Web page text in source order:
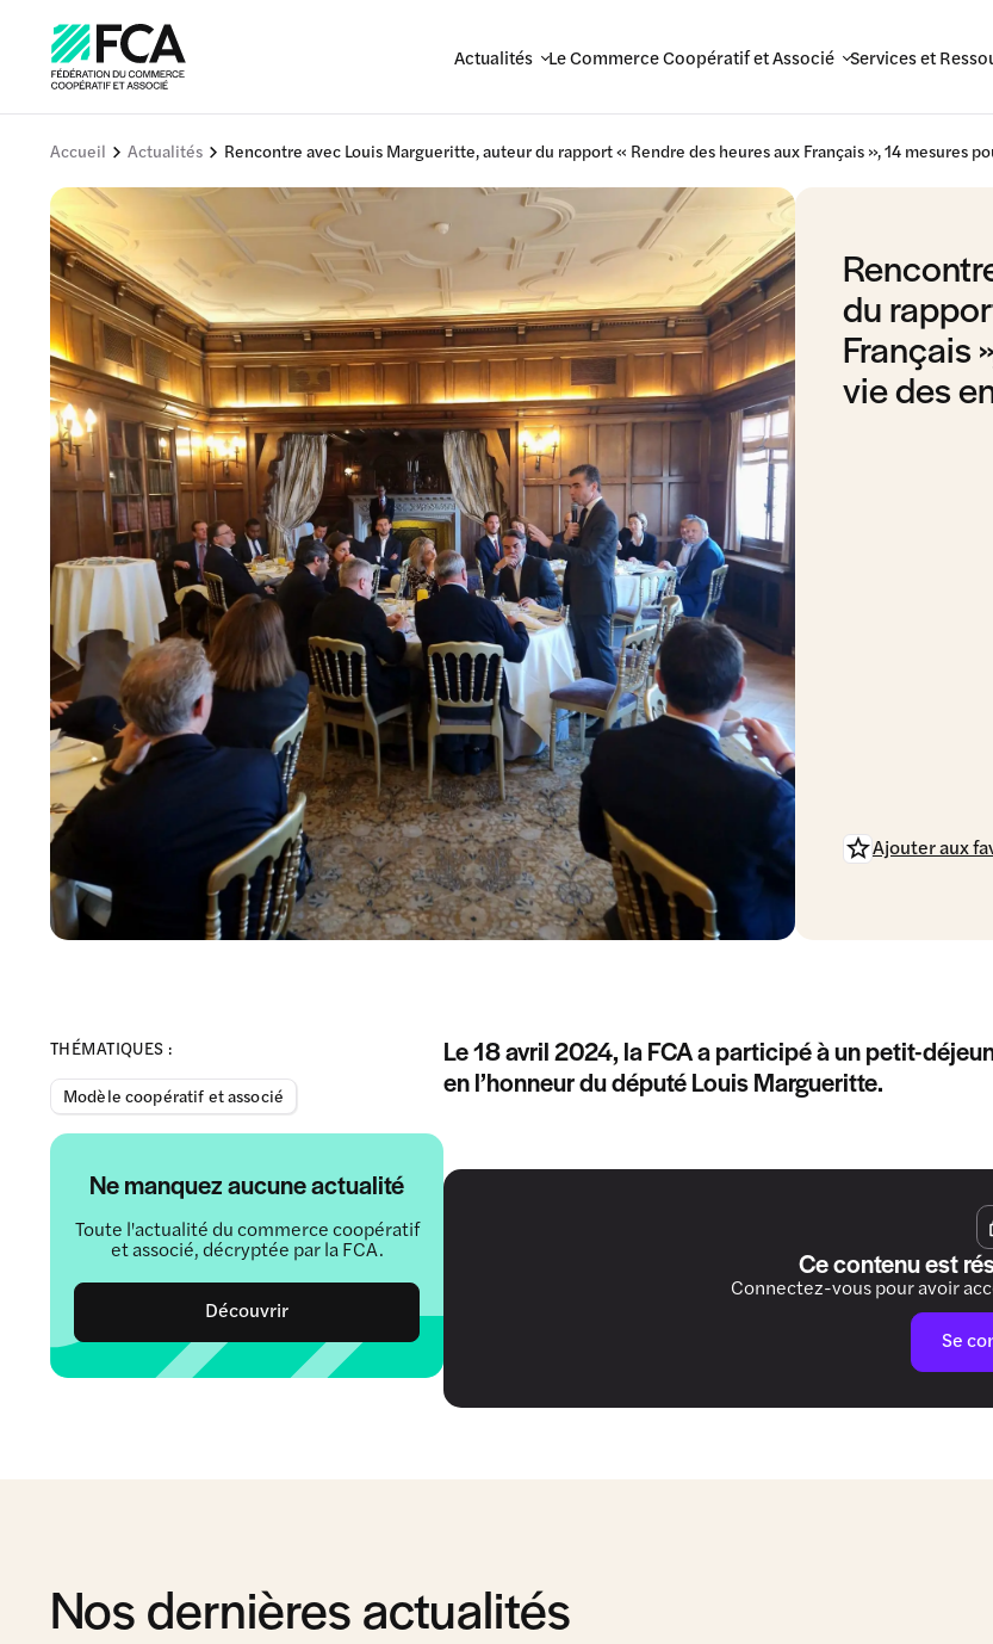
Actualités Le Commerce Coopératif et Associé Services et
Accueil Actualités Rencontre avec Louis Margueritte, auteur du rapport « Rendre des heures aux Français », 14 mesures
du
Français
vie des
Ajouter aux
THÉMATIQUES :
Modèle coopératif et associé
Ne manquez aucune actualité
Toute l'actualité du commerce coopératif
et associé, décryptée par la FCA.
Découvrir
Le 18 avril 2024, la FCA a participé à un petit-
en l’honneur du député Louis Margueritte.
Ce contenu est
Connectez-vous pour avoir
Se
Nos dernières actualités